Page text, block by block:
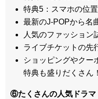
特典5：スマホの位
最新のJ-POPから名
人気のファッション
ライブチケットの先
ショッピングやクー
特典も盛りだくさん！
⑥たくさんの人気ドラマ